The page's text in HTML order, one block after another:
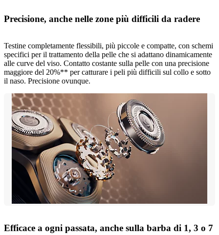
Precisione, anche nelle zone più difficili da radere
Testine completamente flessibili, più piccole e compatte, con schemi
specifici per il trattamento della pelle che si adattano dinamicamente
alle curve del viso. Contatto costante sulla pelle con una precisione
maggiore del 20%** per catturare i peli più difficili sul collo e sotto
il naso. Precisione ovunque.
Efficace a ogni passata, anche sulla barba di 1, 3 o 7